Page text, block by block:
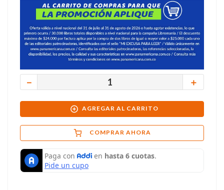
＋
－
AGREGAR AL CARRITO
COMPRAR AHORA